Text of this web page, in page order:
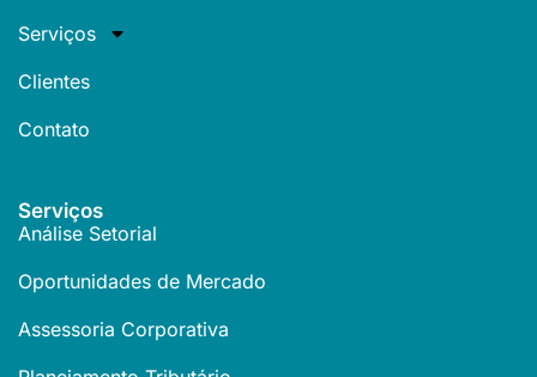
Serviços
Clientes
Contato
Serviços
Análise Setorial
Oportunidades de Mercado
Assessoria Corporativa